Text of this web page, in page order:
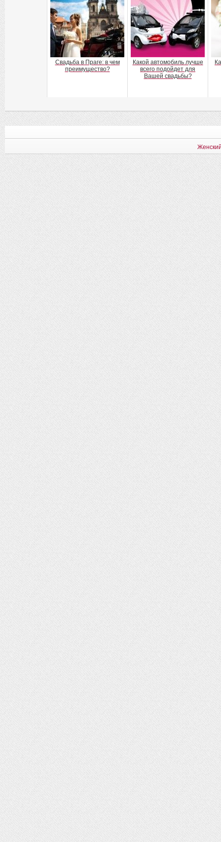
Свадьба в Праге: в чем
преимущество?
Какой автомобиль лучше
всего подойдет для
Вашей свадьбы?